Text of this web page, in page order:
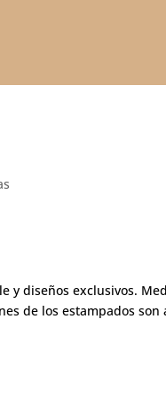
y diseños exclusivos.
de los estampados son